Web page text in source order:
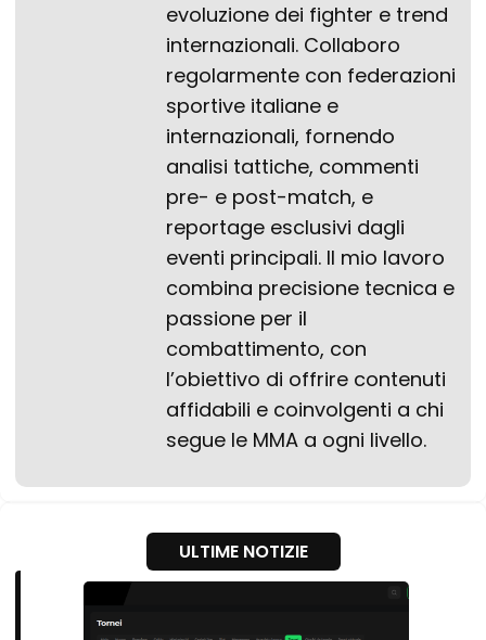
evoluzione dei fighter e trend
internazionali. Collaboro
regolarmente con federazioni
sportive italiane e
internazionali, fornendo
analisi tattiche, commenti
pre- e post-match, e
reportage esclusivi dagli
eventi principali. Il mio lavoro
combina precisione tecnica e
passione per il
combattimento, con
l’obiettivo di offrire contenuti
affidabili e coinvolgenti a chi
segue le MMA a ogni livello.
ULTIME NOTIZIE